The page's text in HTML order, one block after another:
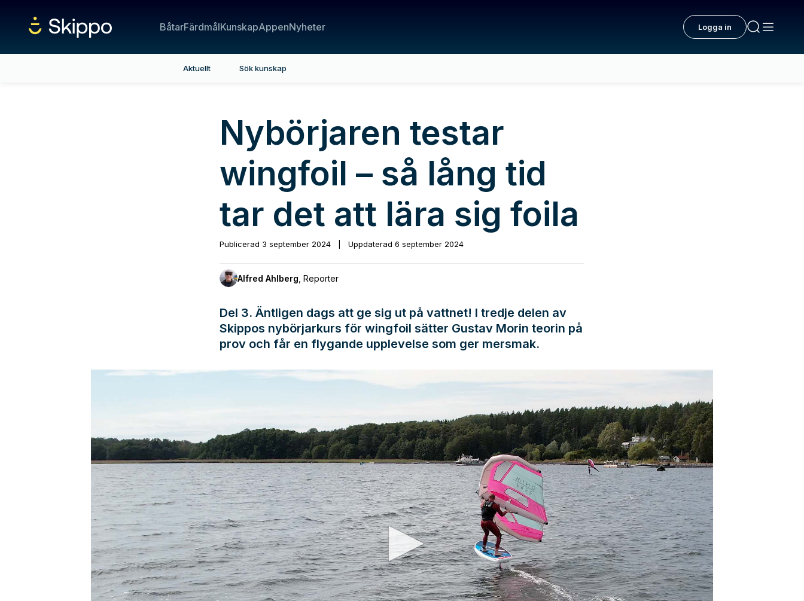
BåtarFärdmålKunskapAppenNyheter Logga in
Aktuellt Sök kunskap
Nybörjaren testar
wingfoil – så lång tid
tar det att lära sig foila
Publicerad 3 september 2024 Uppdaterad 6 september 2024
Alfred Ahlberg Reporter
Del 3. Äntligen dags att ge sig ut på vattnet! I tredje delen av
Skippos nybörjarkurs för wingfoil sätter Gustav Morin teorin på
prov och får en flygande upplevelse som ger mersmak.